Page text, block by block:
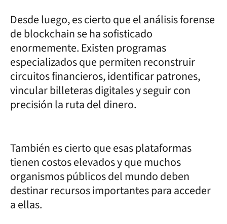
Desde luego, es cierto que el análisis forense
de blockchain se ha sofisticado
enormemente. Existen programas
especializados que permiten reconstruir
circuitos financieros, identificar patrones,
vincular billeteras digitales y seguir con
precisión la ruta del dinero.
También es cierto que esas plataformas
tienen costos elevados y que muchos
organismos públicos del mundo deben
destinar recursos importantes para acceder
a ellas.